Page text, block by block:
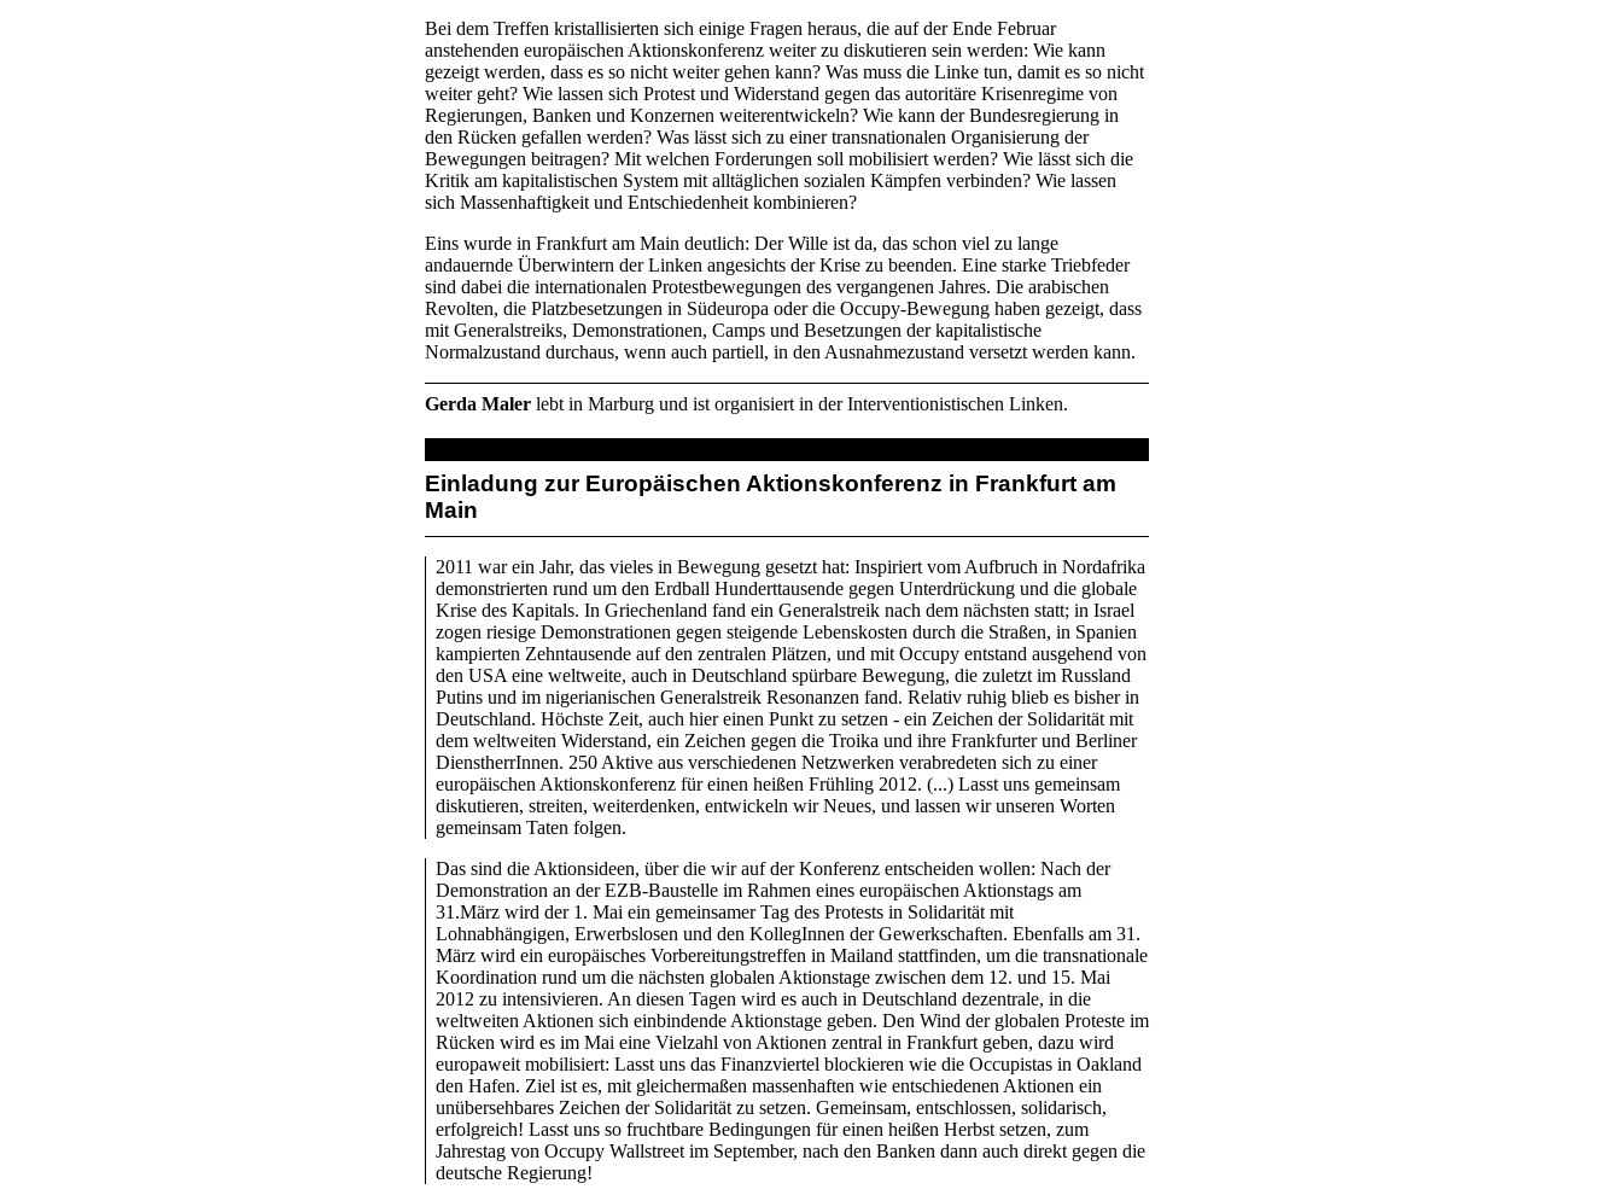
Bei dem Treffen kristallisierten sich einige Fragen heraus, die auf der Ende Februar
anstehenden europäischen Aktionskonferenz weiter zu diskutieren sein werden: Wie kann
gezeigt werden, dass es so nicht weiter gehen kann? Was muss die Linke tun, damit es so nicht
weiter geht? Wie lassen sich Protest und Widerstand gegen das autoritäre Krisenregime von
Regierungen, Banken und Konzernen weiterentwickeln? Wie kann der Bundesregierung in
den Rücken gefallen werden? Was lässt sich zu einer transnationalen Organisierung der
Bewegungen beitragen? Mit welchen Forderungen soll mobilisiert werden? Wie lässt sich die
Kritik am kapitalistischen System mit alltäglichen sozialen Kämpfen verbinden? Wie lassen
sich Massenhaftigkeit und Entschiedenheit kombinieren?
Eins wurde in Frankfurt am Main deutlich: Der Wille ist da, das schon viel zu lange
andauernde Überwintern der Linken angesichts der Krise zu beenden. Eine starke Triebfeder
sind dabei die internationalen Protestbewegungen des vergangenen Jahres. Die arabischen
Revolten, die Platzbesetzungen in Südeuropa oder die Occupy-Bewegung haben gezeigt, dass
mit Generalstreiks, Demonstrationen, Camps und Besetzungen der kapitalistische
Normalzustand durchaus, wenn auch partiell, in den Ausnahmezustand versetzt werden kann.
Gerda Maler lebt in Marburg und ist organisiert in der Interventionistischen Linken.
Einladung zur Europäischen Aktionskonferenz in Frankfurt am
Main
2011 war ein Jahr, das vieles in Bewegung gesetzt hat: Inspiriert vom Aufbruch in Nordafrika
demonstrierten rund um den Erdball Hunderttausende gegen Unterdrückung und die globale
Krise des Kapitals. In Griechenland fand ein Generalstreik nach dem nächsten statt; in Israel
zogen riesige Demonstrationen gegen steigende Lebenskosten durch die Straßen, in Spanien
kampierten Zehntausende auf den zentralen Plätzen, und mit Occupy entstand ausgehend von
den USA eine weltweite, auch in Deutschland spürbare Bewegung, die zuletzt im Russland
Putins und im nigerianischen Generalstreik Resonanzen fand. Relativ ruhig blieb es bisher in
Deutschland. Höchste Zeit, auch hier einen Punkt zu setzen - ein Zeichen der Solidarität mit
dem weltweiten Widerstand, ein Zeichen gegen die Troika und ihre Frankfurter und Berliner
DienstherrInnen. 250 Aktive aus verschiedenen Netzwerken verabredeten sich zu einer
europäischen Aktionskonferenz für einen heißen Frühling 2012. (...) Lasst uns gemeinsam
diskutieren, streiten, weiterdenken, entwickeln wir Neues, und lassen wir unseren Worten
gemeinsam Taten folgen.
Das sind die Aktionsideen, über die wir auf der Konferenz entscheiden wollen: Nach der
Demonstration an der EZB-Baustelle im Rahmen eines europäischen Aktionstags am
31.März wird der 1. Mai ein gemeinsamer Tag des Protests in Solidarität mit
Lohnabhängigen, Erwerbslosen und den KollegInnen der Gewerkschaften. Ebenfalls am 31.
März wird ein europäisches Vorbereitungstreffen in Mailand stattfinden, um die transnationale
Koordination rund um die nächsten globalen Aktionstage zwischen dem 12. und 15. Mai
2012 zu intensivieren. An diesen Tagen wird es auch in Deutschland dezentrale, in die
weltweiten Aktionen sich einbindende Aktionstage geben. Den Wind der globalen Proteste im
Rücken wird es im Mai eine Vielzahl von Aktionen zentral in Frankfurt geben, dazu wird
europaweit mobilisiert: Lasst uns das Finanzviertel blockieren wie die Occupistas in Oakland
den Hafen. Ziel ist es, mit gleichermaßen massenhaften wie entschiedenen Aktionen ein
unübersehbares Zeichen der Solidarität zu setzen. Gemeinsam, entschlossen, solidarisch,
erfolgreich! Lasst uns so fruchtbare Bedingungen für einen heißen Herbst setzen, zum
Jahrestag von Occupy Wallstreet im September, nach den Banken dann auch direkt gegen die
deutsche Regierung!